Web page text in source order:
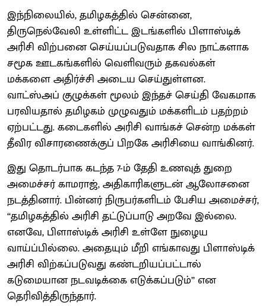
இந்நிலையில், தமிழகத்தில் சென்னை,
திருநெல்வேலி உள்ளிட்ட இடங்களில் பிளாஸ்டிக்
அரிசி விற்பனை செய்யப்படுவதாக சில நாட்களாக
சமூக ஊடகங்களில் வெளிவரும் தகவல்கள்
மக்களை அதிர்ச்சி அடைய செய்துள்ளன.
வாட்ஸ்அப் குழுக்கள் மூலம் இந்தச் செய்தி வேகமாக
பரவியதால் தமிழகம் முழுவதும் மக்களிடம் பதற்றம்
ஏற்பட்டது. கடைகளில் அரிசி வாங்கச் சென்ற மக்கள்
தீவிர விசாரணைக்குப் பிறகே அரிசியை வாங்கினர்.
இது தொடர்பாக கடந்த 7-ம் தேதி உணவுத் துறை
அமைச்சர் காமராஜ், அதிகாரிகளுடன் ஆலோசனை
நடத்தினார். பின்னர் நிருபர்களிடம் பேசிய அமைச்சர்,
‘‘தமிழகத்தில் அரிசி தட்டுப்பாடு அறவே இல்லை.
எனவே, பிளாஸ்டிக் அரிசி உள்ளே நுழைய
வாய்ப்பில்லை. அதையும் மீறி எங்காவது பிளாஸ்டிக்
அரிசி விற்கப்படுவது கண்டறியப்பட்டால்
கடுமையான நடவடிக்கை எடுக்கப்படும்’’ என
தெரிவித்திருந்தார்.